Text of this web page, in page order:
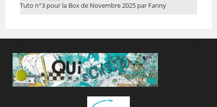
Tuto n°3 pour la Box de Novembre 2025 par Fanny